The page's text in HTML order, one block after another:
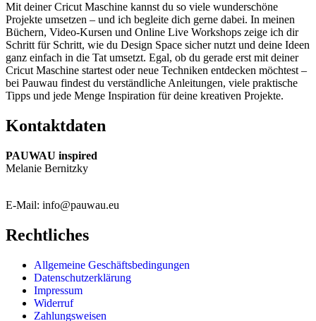
Mit deiner Cricut Maschine kannst du so viele wunderschöne
Projekte umsetzen – und ich begleite dich gerne dabei. In meinen
Büchern, Video-Kursen und Online Live Workshops zeige ich dir
Schritt für Schritt, wie du Design Space sicher nutzt und deine Ideen
ganz einfach in die Tat umsetzt. Egal, ob du gerade erst mit deiner
Cricut Maschine startest oder neue Techniken entdecken möchtest –
bei Pauwau findest du verständliche Anleitungen, viele praktische
Tipps und jede Menge Inspiration für deine kreativen Projekte.
Kontaktdaten
PAUWAU inspired
Melanie Bernitzky
E-Mail: info@pauwau.eu
Rechtliches
Allgemeine Geschäftsbedingungen
Datenschutzerklärung
Impressum
Widerruf
Zahlungsweisen